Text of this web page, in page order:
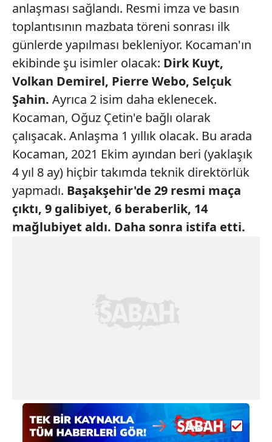
anlaşması sağlandı. Resmi imza ve basın
toplantısının mazbata töreni sonrası ilk
günlerde yapılması bekleniyor. Kocaman'ın
ekibinde şu isimler olacak: Dirk Kuyt,
Volkan Demirel, Pierre Webo, Selçuk
Şahin. Ayrıca 2 isim daha eklenecek.
Kocaman, Oğuz Çetin'e bağlı olarak
çalışacak. Anlaşma 1 yıllık olacak. Bu arada
Kocaman, 2021 Ekim ayından beri (yaklaşık
4 yıl 8 ay) hiçbir takımda teknik direktörlük
yapmadı. Başakşehir'de 29 resmi maça
çıktı, 9 galibiyet, 6 beraberlik, 14
mağlubiyet aldı. Daha sonra istifa etti.